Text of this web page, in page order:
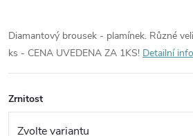
Diamantový brousek - plamínek. Různé
ks - CENA UVEDENA ZA 1KS! Detailní
Zrnitost